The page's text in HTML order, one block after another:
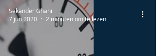
Sekander Ghani
7 jun 2020
2 minuten om te lezen